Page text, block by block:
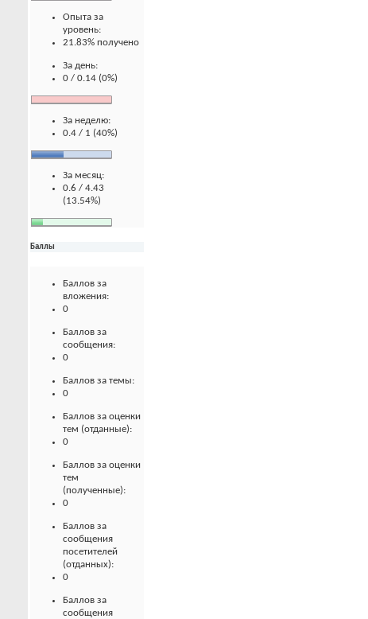
Опыта за
уровень:
21.83% получено
За день:
0 / 0.14 (0%)
За неделю:
0.4 / 1 (40%)
За месяц:
0.6 / 4.43
(13.54%)
Баллы
Баллов за
вложения:
0
Баллов за
сообщения:
0
Баллов за темы:
0
Баллов за оценки
тем (отданные):
0
Баллов за оценки
тем
(полученные):
0
Баллов за
сообщения
посетителей
(отданных):
0
Баллов за
сообщения